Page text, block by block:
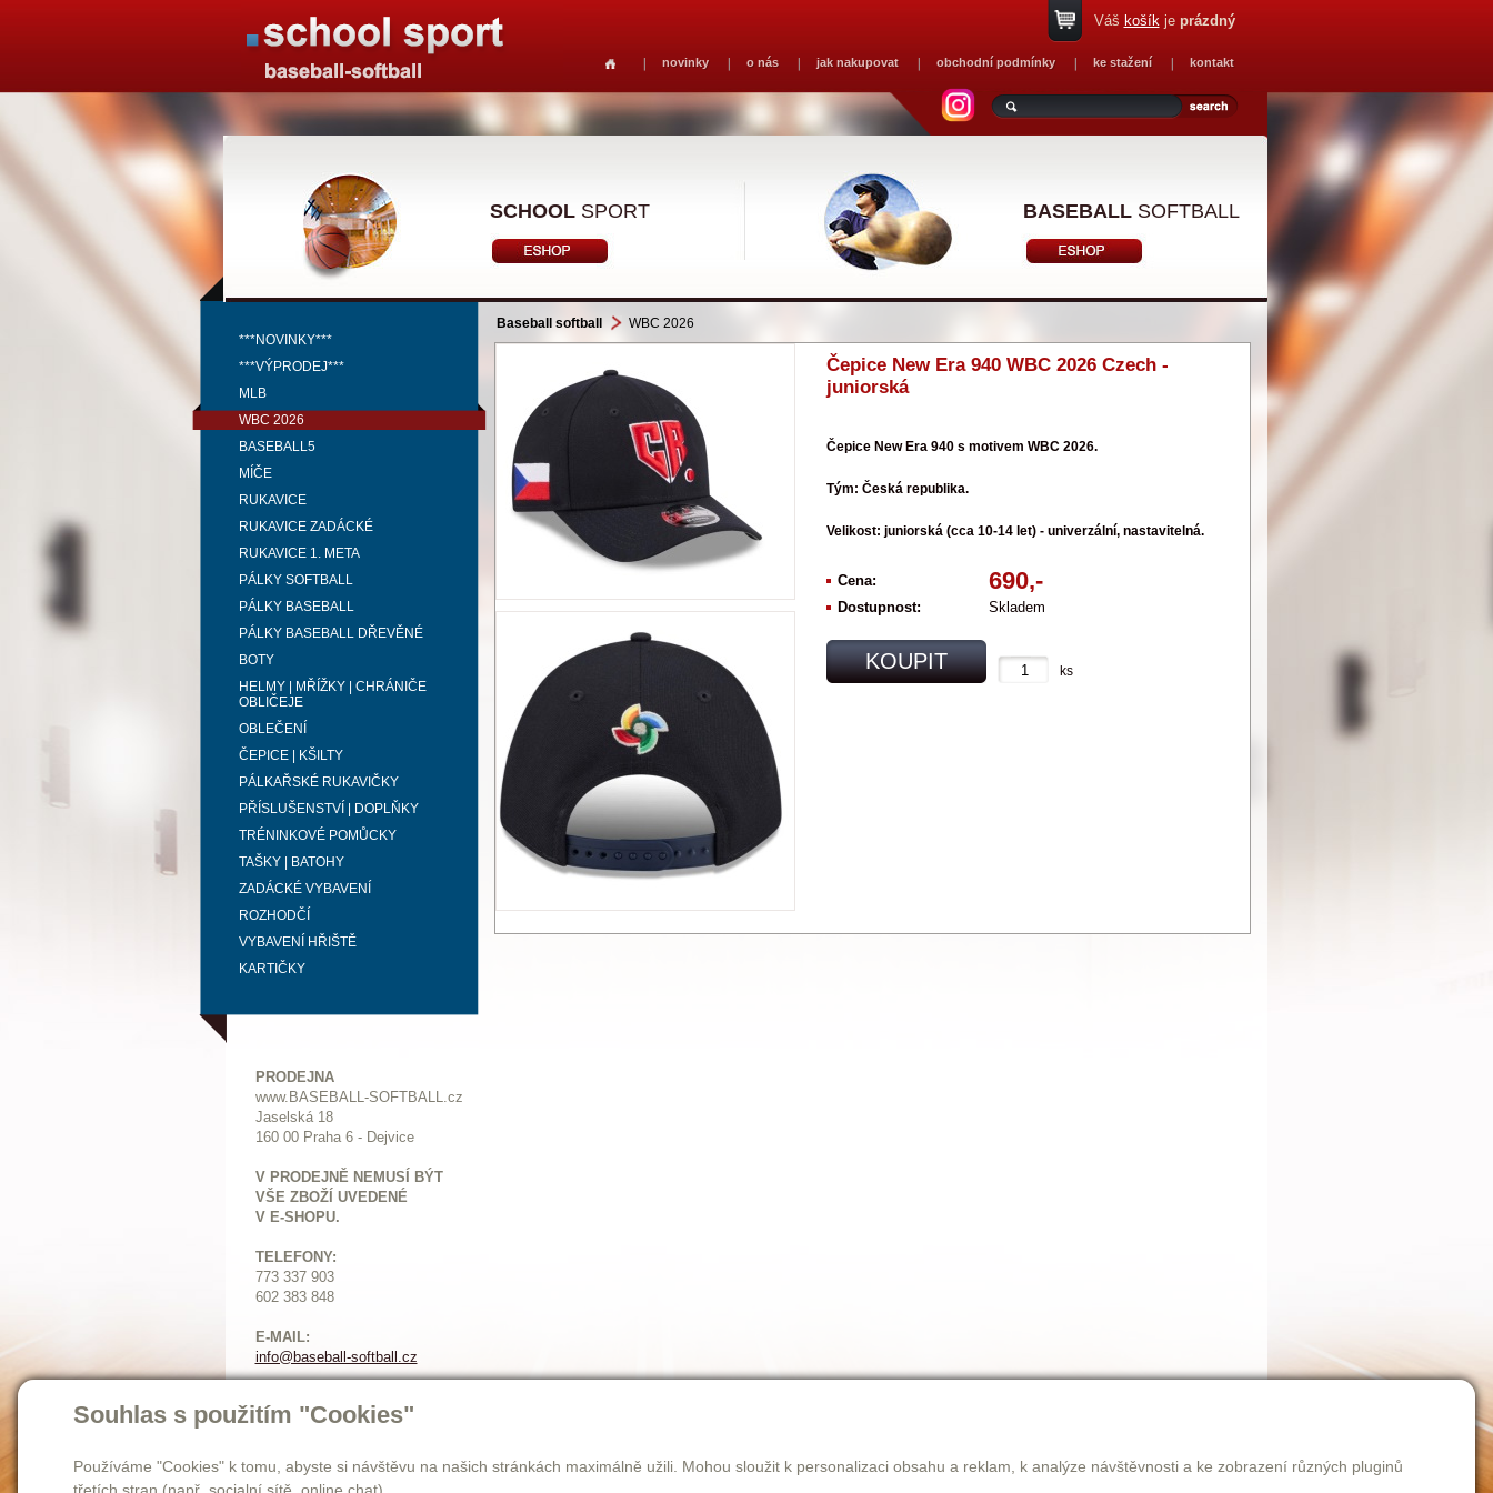
Souhlas s použitím "Cookies"
Používáme "Cookies" k tomu, abyste si návštěvu na našich stránkách maximálně užili. Mohou sloužit k personalizaci obsahu a reklam, k analýze návštěvnosti a ke zobrazení různých pluginů
novinky o nás jak nakupovat obchodní podmínky ke stažení kontakt
Váš košíkje prázdný
SCHOOLSPORT BASEBALLSOFTBALL
***NOVINKY***
***VÝPRODEJ***
MLB
WBC 2026
BASEBALL5
MÍČE
RUKAVICE
RUKAVICE ZADÁCKÉ
RUKAVICE 1. META
PÁLKY SOFTBALL
PÁLKY BASEBALL
PÁLKY BASEBALL DŘEVĚNÉ
BOTY
HELMY | MŘÍŽKY | CHRÁNIČE
OBLIČEJE
OBLEČENÍ
ČEPICE | KŠILTY
PÁLKAŘSKÉ RUKAVIČKY
PŘÍSLUŠENSTVÍ | DOPLŇKY
TRÉNINKOVÉ POMŮCKY
TAŠKY | BATOHY
ZADÁCKÉ VYBAVENÍ
ROZHODČÍ
VYBAVENÍ HŘIŠTĚ
KARTIČKY
PRODEJNA
www.BASEBALL-SOFTBALL.cz
Jaselská 18
160 00 Praha 6 - Dejvice
V PRODEJNĚ NEMUSÍ BÝT
VŠE ZBOŽÍ UVEDENÉ
V E-SHOPU.
TELEFONY:
773 337 903
602 383 848
E-MAIL:
info@baseball-softball.cz
Pondělí: 14-17
Sobota: 9-12
Baseball softball WBC 2026
Čepice New Era 940 WBC 2026 Czech -
juniorská
Čepice New Era 940 s motivem WBC 2026.
Tým: Česká republika.
Velikost: juniorská (cca 10-14 let) - univerzální, nastavitelná.
Cena: 690,-
Dostupnost: Skladem
KOUPIT ks